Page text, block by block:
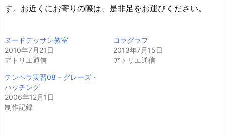
す。お近くにお寄りの際は、是非足をお運びください。
ヌードデッサン教室
2010年7月21日
アトリエ通信
コラグラフ
2013年7月15日
アトリエ通信
テンペラ実習08－グレーズ・
ハッチング
2006年12月1日
制作記録